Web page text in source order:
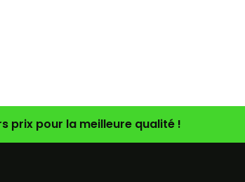
prix pour la meilleure qualité !